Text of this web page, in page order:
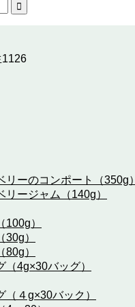
1126
ーのコンポート（350g）
ージャム（140g）
）
）
）
4g×30バッグ）
４g×30バック）